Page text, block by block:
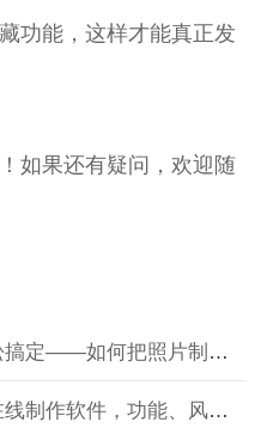
功能，这样才能真正发
如果还有疑问，欢迎随
如何把照片制作成证件照
件，功能、风险与合法使用指南